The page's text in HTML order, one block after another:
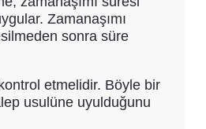
Zamanaşımı
sonra süre
etmelidir. Böyle bir
usulüne uyulduğunu